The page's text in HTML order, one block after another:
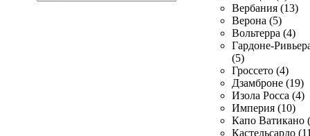
Вербания (13)
Верона (5)
Вольтерра (4)
Гардоне-
(5)
Гроссето (4)
Дзамброне (19)
Изола Росса (4)
Империя (10)
Капо Ватикано
Кастельсардо